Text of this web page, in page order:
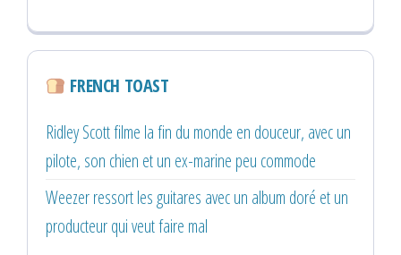
FRENCH TOAST
Ridley Scott filme la fin du monde en douceur, avec un
pilote, son chien et un ex-marine peu commode
Weezer ressort les guitares avec un album doré et un
producteur qui veut faire mal